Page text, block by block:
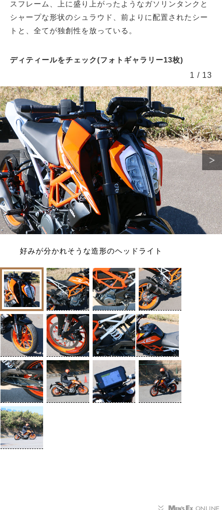
スフレーム、上に盛り上がったようなガソリンタンクと
シャープな形状のシュラウド、前よりに配置されたシー
トと、全てが独創性を放っている。
ディティールをチェック(フォトギャラリー13枚)
好みが分かれそうな造形のヘッドライト
1 / 13